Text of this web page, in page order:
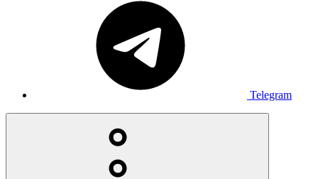
Telegram